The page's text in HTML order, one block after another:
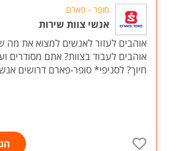
סופר - פארם
אנשי צוות שירות
אוהבים לעזור לאנשים למצוא את
אוהבים לעבוד בצוות? אתם מסודרים
חיוך? לסניפי* סופר-פארם דרושים